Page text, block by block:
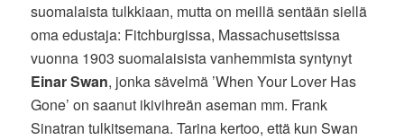
suomalaista tulkkiaan, mutta on meillä sentään siellä
oma edustaja: Fitchburgissa, Massachusettsissa
vuonna 1903 suomalaisista vanhemmista syntynyt
Einar Swan, jonka sävelmä ’When Your Lover Has
Gone’ on saanut ikivihreän aseman mm. Frank
Sinatran tulkitsemana. Tarina kertoo, että kun Swan